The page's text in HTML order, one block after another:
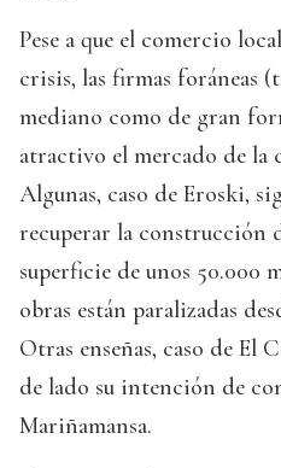
Pese a que el comercio
crisis, las firmas foráneas
mediano como de gran
atractivo el mercado de la
Algunas, caso de Eroski,
recuperar la construcción
superficie de unos 50.000
obras están paralizadas
Otras enseñas, caso de El
de lado su intención de
Mariñamansa.